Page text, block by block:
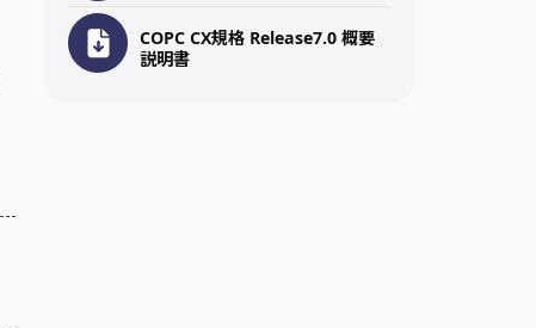
COPC CX規格 Release7.0 概要
説明書